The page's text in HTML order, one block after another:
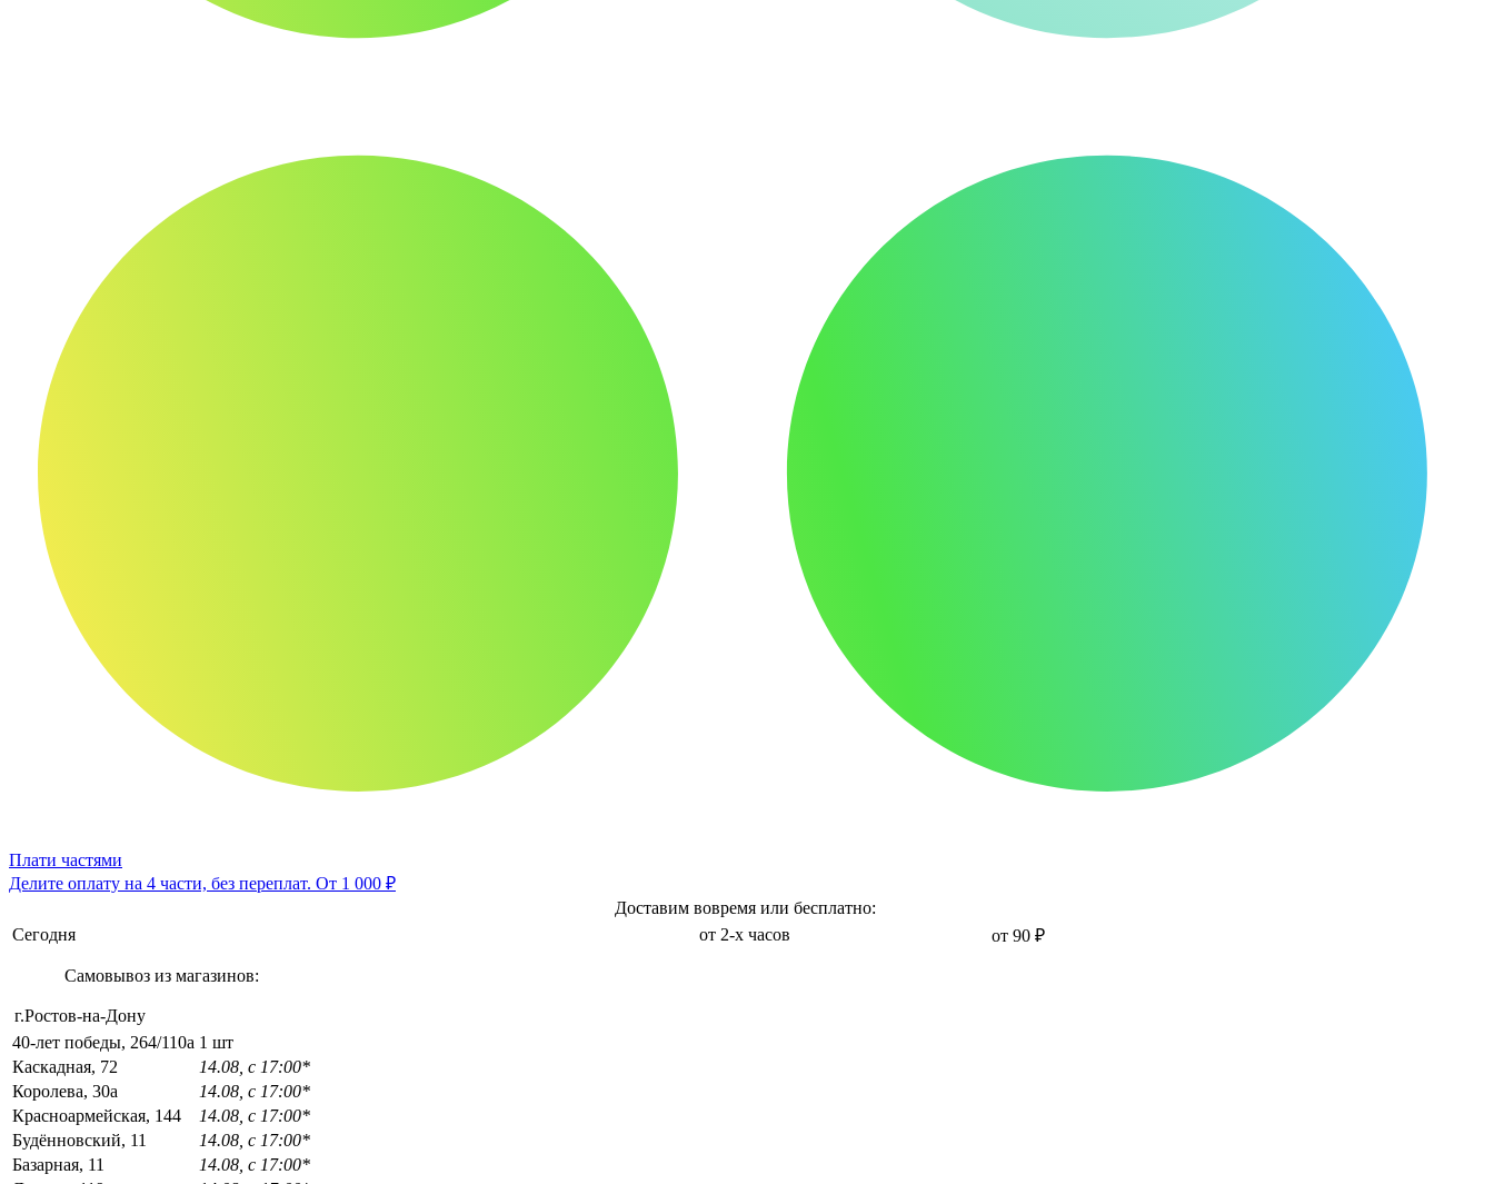
Плати частями
Делите оплату на 4 части, без переплат. От 1 000 ₽
Доставим вовремя или бесплатно:
Сегодня
от 2-х часов от 90 ₽
Самовывоз из магазинов:
г.Ростов-на-Дону
40-лет победы, 264/110а 1 шт
Каскадная, 72
14.08, с 17:00*
Королева, 30а
14.08, с 17:00*
Красноармейская, 144
14.08, с 17:00*
Будённовский, 11
14.08, с 17:00*
Базарная, 11
14.08, с 17:00*